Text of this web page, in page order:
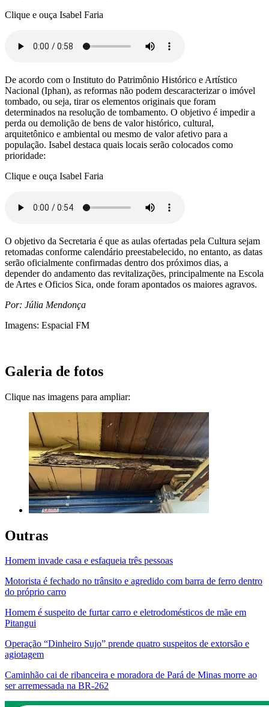
Clique e ouça Isabel Faria
De acordo com o Instituto do Patrimônio Histórico e Artístico
Nacional (Iphan), as reformas não podem descaracterizar o imóvel
tombado, ou seja, tirar os elementos originais que foram
determinados na resolução de tombamento. O objetivo é impedir a
perda ou demolição de bens de valor histórico, cultural,
arquitetônico e ambiental ou mesmo de valor afetivo para a
população. Isabel destaca quais locais serão colocados como
prioridade:
Clique e ouça Isabel Faria
O objetivo da Secretaria é que as aulas ofertadas pela Cultura sejam
retomadas conforme calendário preestabelecido, no entanto, as datas
serão oficialmente confirmadas dentro dos próximos dias, a
depender do andamento das revitalizações, principalmente na Escola
de Artes e Oficios Sica, onde foram apontados os maiores agravos.
Por: Júlia Mendonça
Imagens: Espacial FM
Galeria de fotos
Clique nas imagens para ampliar:
Outras
Homem invade casa e esfaqueia três pessoas
Motorista é fechado no trânsito e agredido com barra de ferro dentro
do próprio carro
Homem é suspeito de furtar carro e eletrodomésticos de mãe em
Pitangui
Operação “Dinheiro Sujo” prende quatro suspeitos de extorsão e
agiotagem
Caminhão cai de ribanceira e moradora de Pará de Minas morre ao
ser arremessada na BR-262